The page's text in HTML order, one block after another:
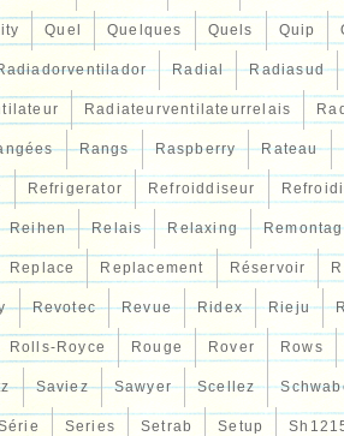
Quel Quelques Quels Quip
Radial Radiasud
Radiateurventilateurrelais
Rangs Raspberry Rateau
Refrigerator Refroiddiseur Refroidi
Reihen Relais Relaxing
Replace Replacement Réservoir
Revotec Revue Ridex Rieju
Rolls-Royce Rouge Rover Rows
Saviez Sawyer Scellez
Series Setrab Setup